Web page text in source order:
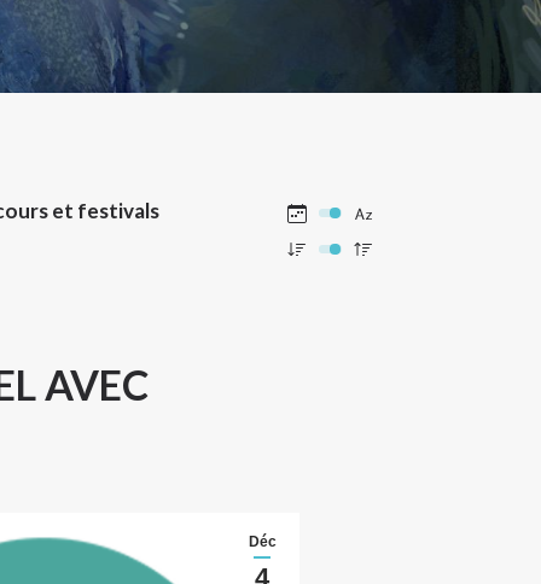
et festivals
AVEC
Déc
4